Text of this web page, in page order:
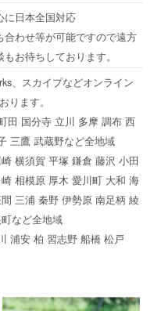
に日本全国対応
合わせ等が可能ですので遠方
お待ちしております。
、スカイプなどオンライン
ります。
田 国分寺 立川 多摩 調布 西
三鷹 武蔵野など全地域
横須賀 平塚 鎌倉 藤沢 小田
相模原 厚木 愛川町 大和 海
三浦 秦野 伊勢原 南足柄 綾
など全地域
浦安 柏 習志野 船橋 松戸